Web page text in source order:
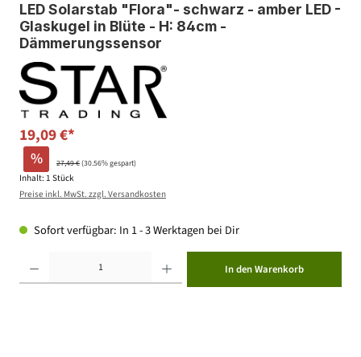
LED Solarstab "Flora"- schwarz - amber LED -
Glaskugel in Blüte - H: 84cm -
Dämmerungssensor
19,09 €*
% 27,49 €(30.56% gespart)
Inhalt: 1 Stück
Preise inkl. MwSt. zzgl. Versandkosten
Sofort verfügbar: In 1 - 3 Werktagen bei Dir
In den Warenkorb